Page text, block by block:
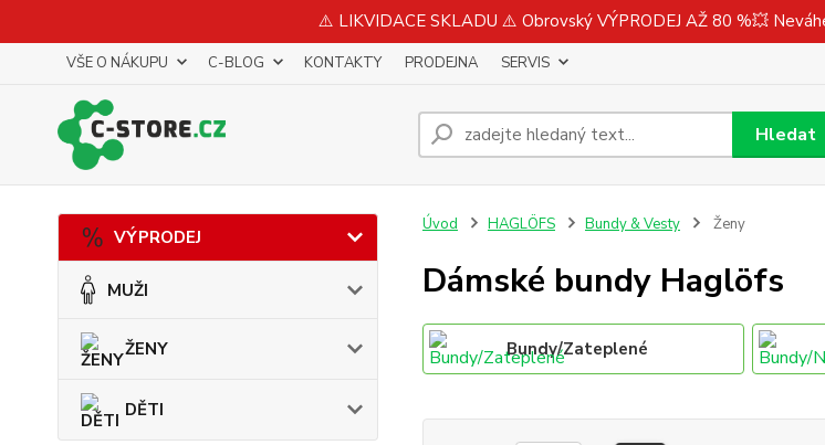
⚠️ LIKVIDACE SKLADU ⚠️ Obrovský VÝPRODEJ AŽ 80 %💥
VŠE O NÁKUPU C-BLOG KONTAKTY PRODEJNA SERVIS
Hledat
VÝPRODEJ
MUŽI
ŽENY
DĚTI
Úvod HAGLÖFS Bundy & Vesty Ženy
Dámské bundy Haglöfs
Bundy/Zateplené